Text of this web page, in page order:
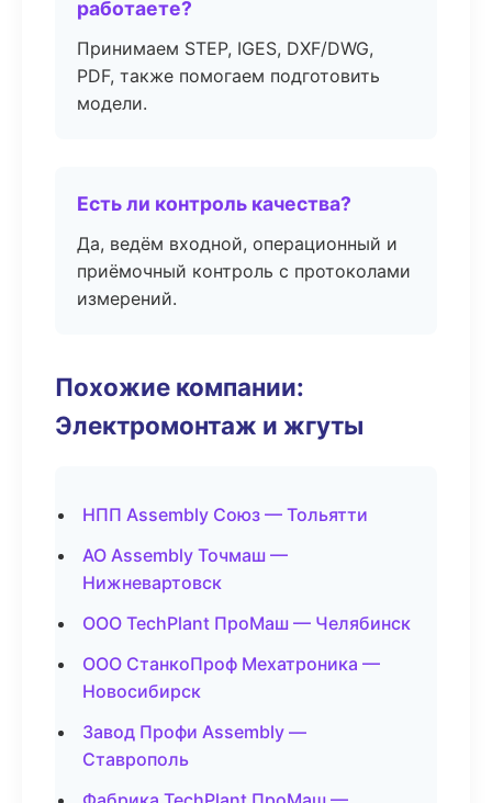
работаете?
Принимаем STEP, IGES, DXF/DWG,
PDF, также помогаем подготовить
модели.
Есть ли контроль качества?
Да, ведём входной, операционный и
приёмочный контроль с протоколами
измерений.
Похожие компании:
Электромонтаж и жгуты
НПП Assembly Союз — Тольятти
АО Assembly Точмаш —
Нижневартовск
ООО TechPlant ПроМаш — Челябинск
ООО СтанкоПроф Мехатроника —
Новосибирск
Завод Профи Assembly —
Ставрополь